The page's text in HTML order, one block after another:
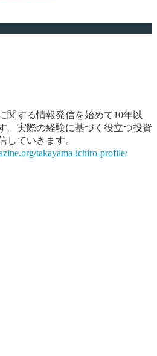
関する情報発信を始めて10年以
。実際の経験に基づく役立つ投資
していきます。
takayama-ichiro-profile/